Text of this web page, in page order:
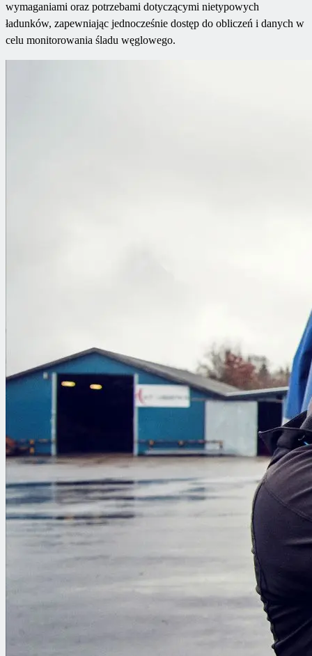
wymaganiami oraz potrzebami dotyczącymi nietypowych
ładunków, zapewniając jednocześnie dostęp do obliczeń i danych w
celu monitorowania śladu węglowego.